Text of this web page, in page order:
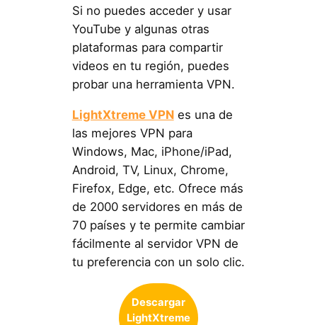
Si no puedes acceder y usar
YouTube y algunas otras
plataformas para compartir
videos en tu región, puedes
probar una herramienta VPN.
LightXtreme VPNes una de
las mejores VPN para
Windows, Mac, iPhone/iPad,
Android, TV, Linux, Chrome,
Firefox, Edge, etc. Ofrece más
de 2000 servidores en más de
70 países y te permite cambiar
fácilmente al servidor VPN de
tu preferencia con un solo clic.
Descargar
LightXtreme